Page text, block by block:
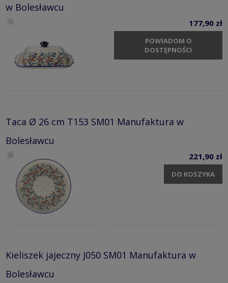
w Bolesławcu
177,90 zł
POWIADOM O
DOSTĘPNOŚCI
Taca Ø 26 cm T153 SM01 Manufaktura w
Bolesławcu
221,90 zł
DO KOSZYKA
Kieliszek jajeczny J050 SM01 Manufaktura w
Bolesławcu